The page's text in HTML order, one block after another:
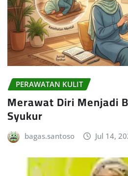
PERAWATAN KULIT
Merawat Diri Menjadi
Syukur
bagas.santoso Jul 14,